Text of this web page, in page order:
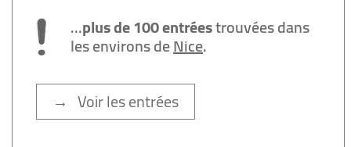
...plus de 100 entréestrouvées dans
les environs deNice.
→ Voir les entrées